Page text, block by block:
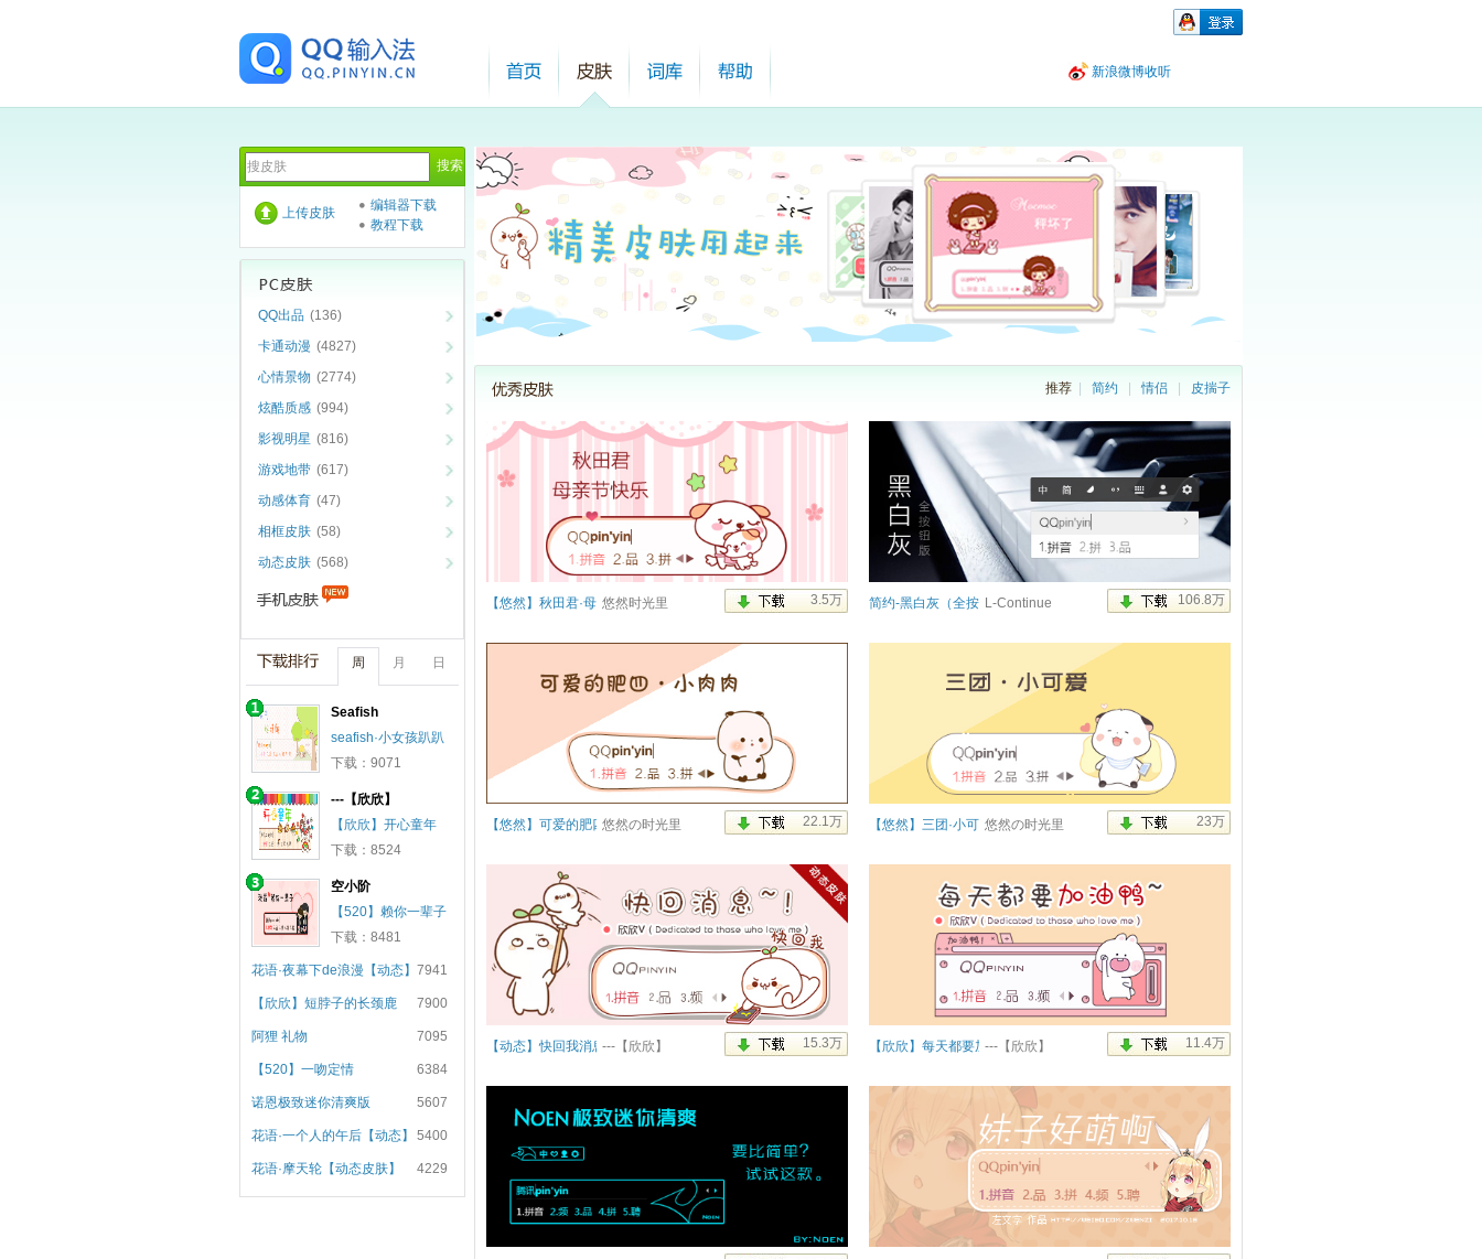
新浪微博收听
上传皮肤
编辑器下载
教程下载
QQ出品 (136)
卡通动漫 (4827)
心情景物 (2774)
炫酷质感 (994)
影视明星 (816)
游戏地带 (617)
动感体育 (47)
相框皮肤 (58)
动态皮肤 (568)
周 月 日
Seafish
seafish·小女孩趴趴
下载：9071
---【欣欣】
【欣欣】开心童年
下载：8524
空小阶
【520】赖你一辈子
下载：8481
花语·夜幕下de浪漫【动态】 7941
【欣欣】短脖子的长颈鹿 7900
阿狸 礼物 7095
【520】一吻定情 6384
诺恩极致迷你清爽版 5607
花语·一个人的午后【动态】 5400
花语·摩天轮【动态皮肤】 4229
推荐 简约 |情侣 皮揣子
【悠然】秋田君·母亲节悠然时光里 简约-黑白灰（全按钮版）L-Continue
【悠然】可爱的肥四·小肉肉
悠然の时光里 【悠然】三团·小可爱悠然の时光里
【动态】快回我消息~---【欣欣】 【欣欣】每天都要加油鸭---【欣欣】